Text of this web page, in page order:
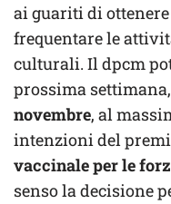
ai guariti di
frequentare le
culturali. Il dpcm
prossima
novembre, al
intenzioni del
vaccinale per le
senso la decisione